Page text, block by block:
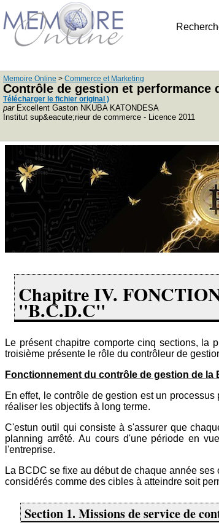
Memoire Online > Commerce et Marketing
Contrôle de gestion et performance
Télécharger le fichier original )
parExcellent Gaston NKUBA KATONDESA
Institut sup&eacute;rieur de commerce - Licence 2011
Chapitre IV.
''B.C.D.C''
Le présent chapitre comporte cinq sections, la
troisième présente le rôle du contrôleur de
Fonctionnement du contrôle de gestion de la
En effet, le contrôle de gestion est un
réaliser les objectifs à long terme.
C'estun outil qui consiste à s'assurer que
planning arrêté. Au cours d'une période en
l'entreprise.
La BCDC se fixe au début de chaque année
considérés comme des cibles à atteindre soit
Section 1. Missions de service de